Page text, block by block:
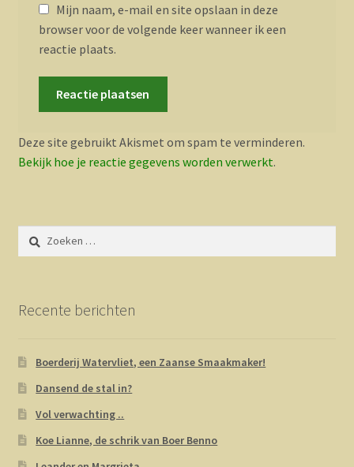
Mijn naam, e-mail en site opslaan in deze
browser voor de volgende keer wanneer ik een
reactie plaats.
Deze site gebruikt Akismet om spam te verminderen.
Bekijk hoe je reactie gegevens worden verwerkt.
Zoeken
naar:
Recente berichten
Boerderij Watervliet, een Zaanse Smaakmaker!
Dansend de stal in?
Vol verwachting ..
Koe Lianne, de schrik van Boer Benno